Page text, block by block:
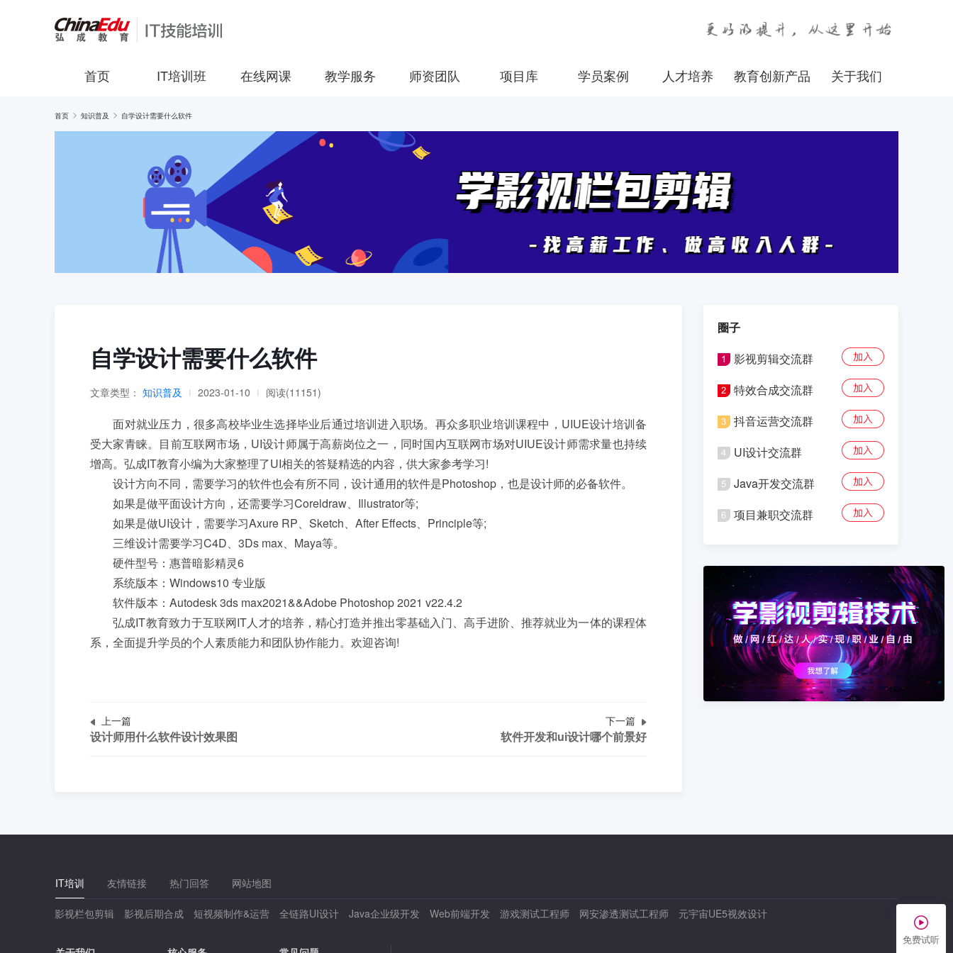
首页 IT培训班 在线网课 教学服务 师资团队 项目库 学员案例 人才培养 教育创新产品 关于我们
首页 知识普及 自学设计需要什么软件
自学设计需要什么软件
文章类型： 知识普及 | 2023-01-10 | 阅读(11151)
面对就业压力，很多高校毕业生选择毕业后通过培训进入职场。再众多职业培训课程中，UIUE设计培训备
受大家青睐。目前互联网市场，UI设计师属于高薪岗位之一，同时国内互联网市场对UIUE设计师需求量也持续
增高。弘成IT教育小编为大家整理了UI相关的答疑精选的内容，供大家参考学习!
设计方向不同，需要学习的软件也会有所不同，设计通用的软件是Photoshop，也是设计师的必备软件。
如果是做平面设计方向，还需要学习Coreldraw、Illustrator等;
如果是做UI设计，需要学习Axure RP、Sketch、After Effects、Principle等;
三维设计需要学习C4D、3Ds max、Maya等。
硬件型号：惠普暗影精灵6
系统版本：Windows10 专业版
软件版本：Autodesk 3ds max2021&&Adobe Photoshop 2021 v22.4.2
弘成IT教育致力于互联网IT人才的培养，精心打造并推出零基础入门、高手进阶、推荐就业为一体的课程体
系，全面提升学员的个人素质能力和团队协作能力。欢迎咨询!
上一篇
设计师用什么软件设计效果图
下一篇
软件开发和ui设计哪个前景好
圈子
影视剪辑交流群
特效合成交流群
抖音运营交流群
UI设计交流群
Java开发交流群
项目兼职交流群
IT培训 友情链接 热门回答 网站地图
影视栏包剪辑 影视后期合成 短视频制作&运营 全链路UI设计 Java企业级开发 Web前端开发 游戏测试工程师 网安渗透测试工程师 元宇宙UE5视效设计
免费试听